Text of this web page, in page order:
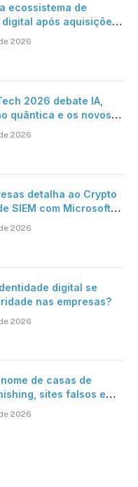
ecossistema de
após aquisições
2026
2026 debate IA,
quântica e os novos
2026
detalha ao Crypto
SIEM com Microsoft
2026
digital se
nas empresas?
2026
de casas de
sites falsos e
2026